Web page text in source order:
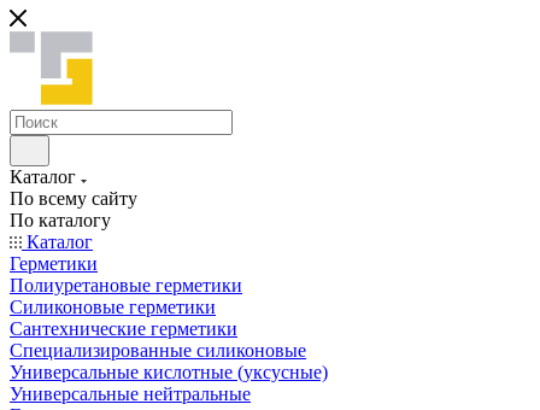
Каталог
По всему сайту
По каталогу
Каталог
Герметики
Полиуретановые герметики
Силиконовые герметики
Сантехнические герметики
Специализированные силиконовые
Универсальные кислотные (уксусные)
Универсальные нейтральные